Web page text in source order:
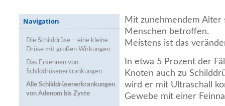
Navigation
Die Schilddrüse – eine kleine
Drüse mit großen Wirkungen
Das Erkennen von
Schilddrüsenerkrankungen
Alle Schilddrüsenerkrankungen
von Adenom bis Zyste
Mit zunehmendem
Menschen betroffen.
Meistens ist das
In etwa 5 Prozent der
Knoten auch zu
wird er mit Ultraschall
Gewebe mit einer